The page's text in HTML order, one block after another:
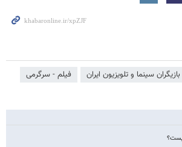
بازیگران سینما و تلویزیون ایران فیلم - سرگرمی